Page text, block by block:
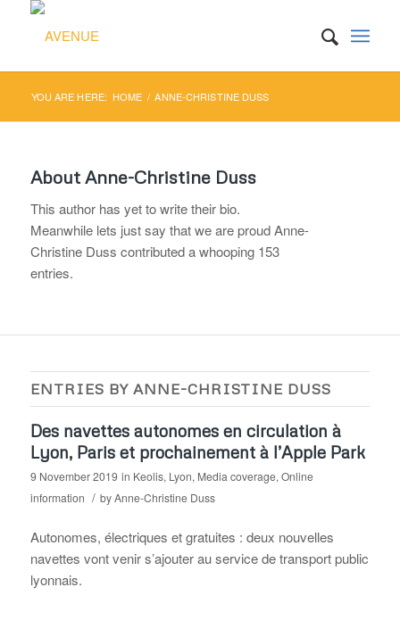
YOU ARE HERE: HOME / ANNE-CHRISTINE DUSS
About Anne-Christine Duss
This author has yet to write their bio.
Meanwhile lets just say that we are proudAnne-
Christine Duss contributed a whooping 153
entries.
ENTRIES BY ANNE-CHRISTINE DUSS
Des navettes autonomes en circulation à
Lyon, Paris et prochainement à l’Apple Park
9 November 2019 in Keolis, Lyon, Media coverage, Online
information / byAnne-Christine Duss
Autonomes, électriques et gratuites : deux nouvelles
navettes vont venir s’ajouter au service de transport public
lyonnais.